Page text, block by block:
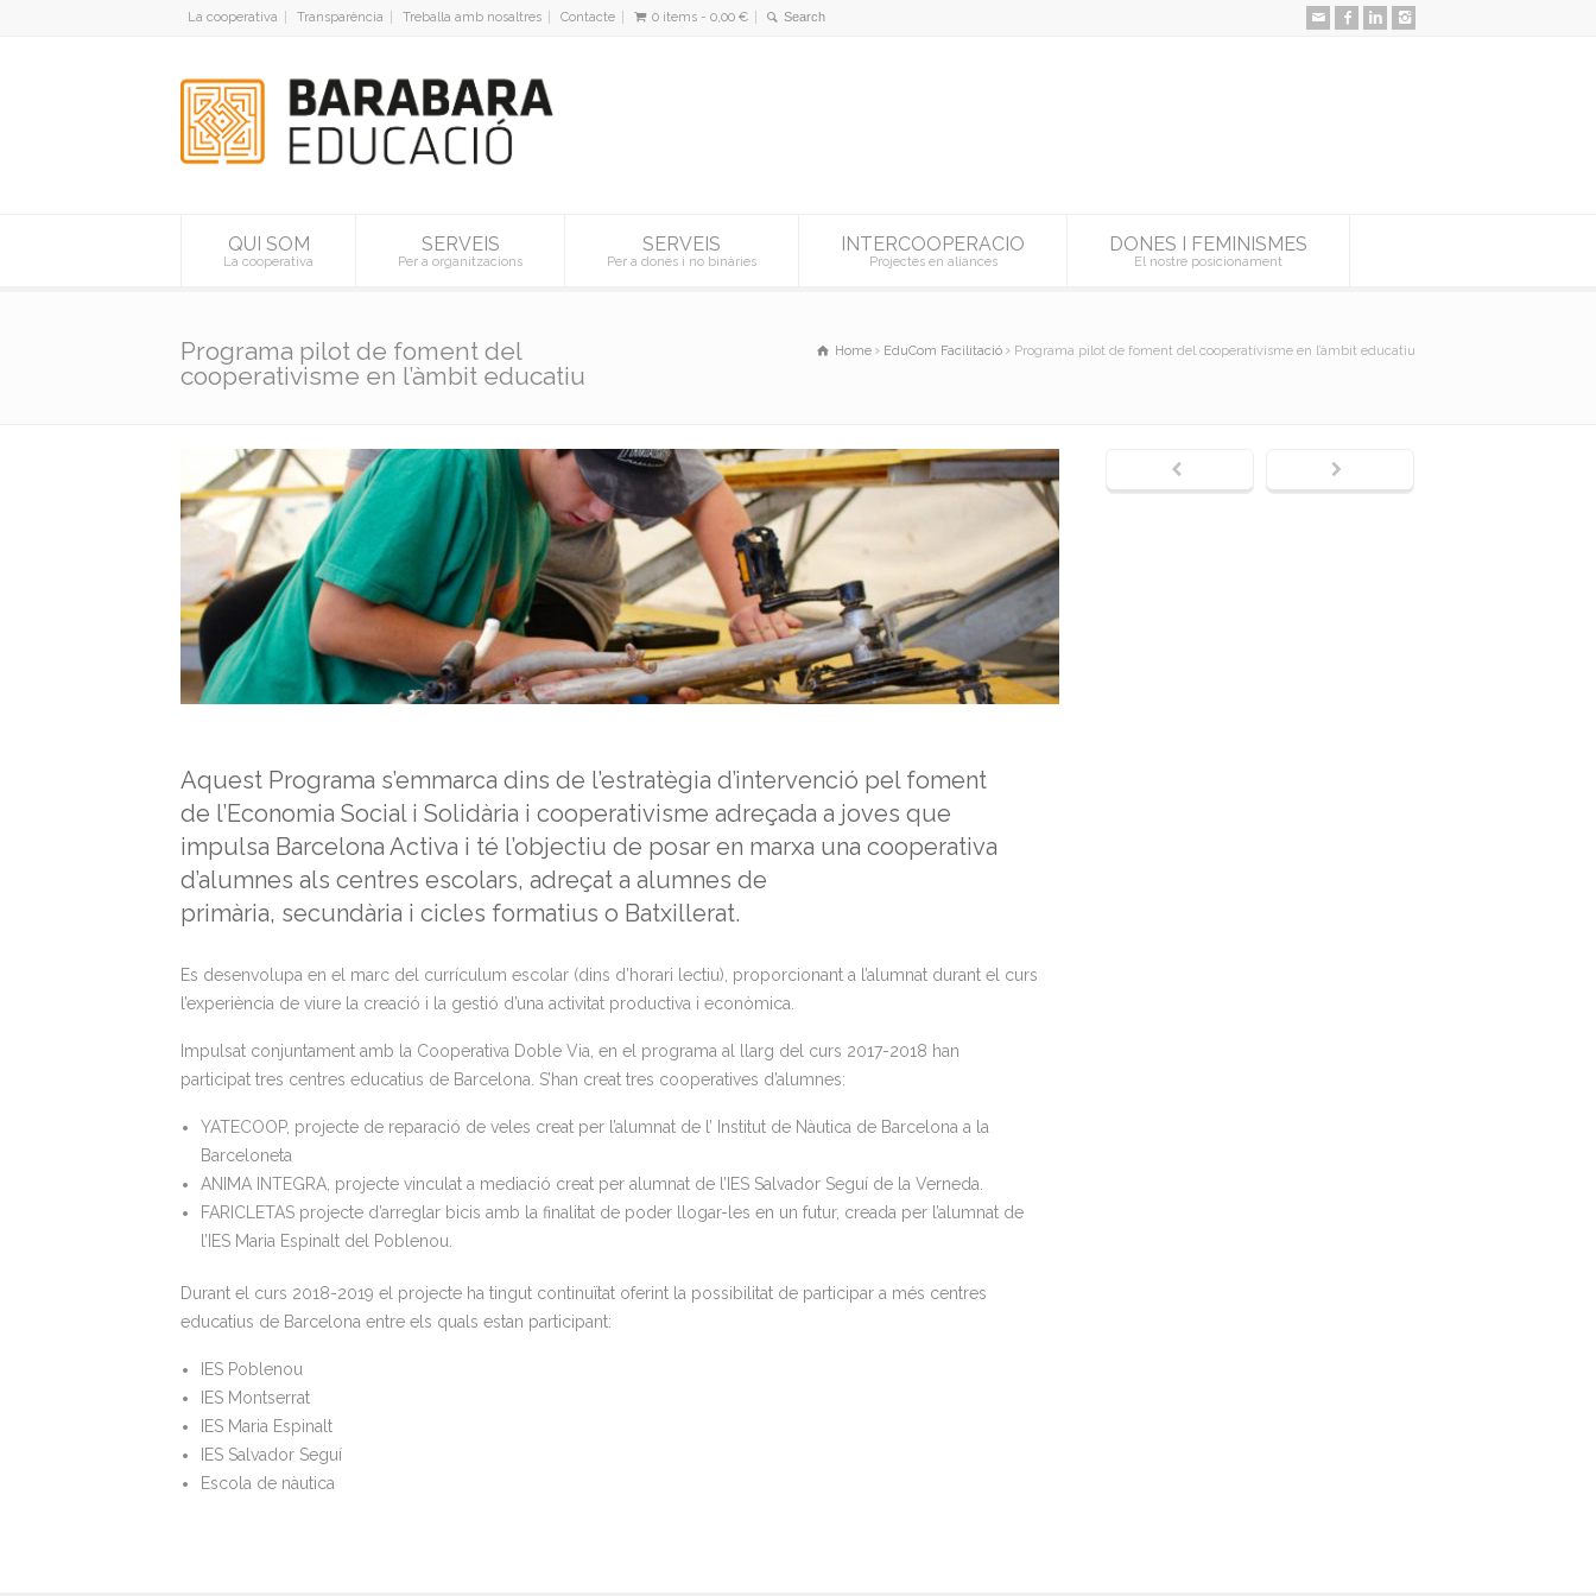
La cooperativa Transparència Treballa amb nosaltres Contacte 0 items - 0,00 €
QUI SOM
La cooperativa
SERVEIS
Per a organitzacions
SERVEIS
Per a dones i no binàries
INTERCOOPERACIO
Projectes en aliances
DONES I FEMINISMES
El nostre posicionament
Programa pilot de foment del
cooperativisme en l’àmbit educatiu
Home EduCom Facilitació Programa pilot de foment del cooperativisme en l’àmbit educatiu
Aquest Programa s’emmarca dins de l’estratègia d’intervenció pel foment
de l’Economia Social i Solidària i cooperativisme adreçada a joves que
impulsa Barcelona Activa i té l’objectiu de posar en marxa una cooperativa
d’alumnes als centres escolars, adreçat a alumnes de
primària, secundària i cicles formatius o Batxillerat.
Es desenvolupa en el marc del currículum escolar (dins d’horari lectiu), proporcionant a l’alumnat durant el curs
l’experiència de viure la creació i la gestió d’una activitat productiva i econòmica.
Impulsat conjuntament amb la Cooperativa Doble Via, en el programa al llarg del curs 2017-2018 han
participat tres centres educatius de Barcelona. S’han creat tres cooperatives d’alumnes:
YATECOOP, projecte de reparació de veles creat per l’alumnat de l’ Institut de Nàutica de Barcelona a la
Barceloneta
ANIMA INTEGRA, projecte vinculat a mediació creat per alumnat de l’IES Salvador Seguí de la Verneda.
FARICLETAS projecte d’arreglar bicis amb la finalitat de poder llogar-les en un futur, creada per l’alumnat de
l’IES Maria Espinalt del Poblenou.
Durant el curs 2018-2019 el projecte ha tingut continuïtat oferint la possibilitat de participar a més centres
educatius de Barcelona entre els quals estan participant:
IES Poblenou
IES Montserrat
IES Maria Espinalt
IES Salvador Seguí
Escola de nàutica